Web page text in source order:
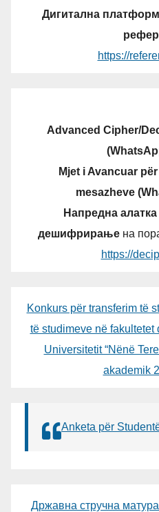
Дигитална
https://
Advanced Cipher/
Mjet i Avancuar
mesazheve
Напредна
дешифрирањена
https://
Konkurs për transferim të
të studimeve në
Universitetit “Nënë
akademik
Anketa për
Државна стручна